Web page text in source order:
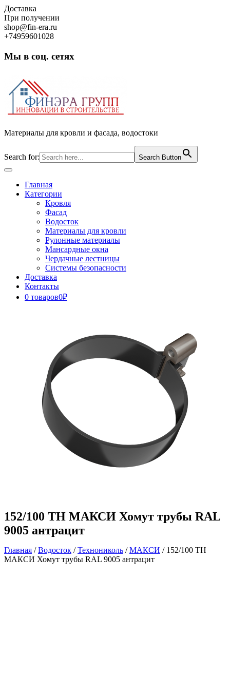
Skip
to
content
Доставка
При получении
shop@fin-era.ru
+74959601028
Мы в соц. сетях
Материалы для кровли и фасада, водостоки
Search for: Search Button
Open
ButtonГлавная
Категории
Кровля
Фасад
Водосток
Материалы для кровли
Рулонные материалы
Мансардные окна
Чердачные лестницы
Системы безопасности
Доставка
Контакты
0 товаров0₽
152/100 ТН МАКСИ Хомут трубы RAL
9005 антрацит
Главная /Водосток /Технониколь /МАКСИ / 152/100 ТН
МАКСИ Хомут трубы RAL 9005 антрацит